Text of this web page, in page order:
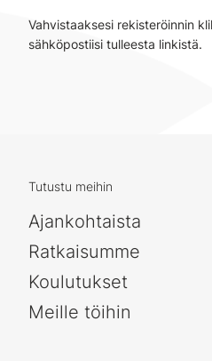
Vahvistaaksesi rekisteröinnin
sähköpostiisi tulleesta linkistä.
Tutustu meihin
Ajankohtaista
Ratkaisumme
Koulutukset
Meille töihin